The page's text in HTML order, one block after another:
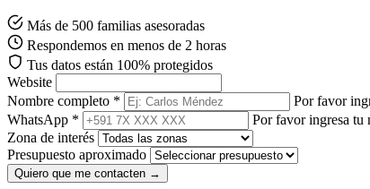
Más de 500 familias asesoradas
Respondemos en menos de 2 horas
Tus datos están 100% protegidos
Website
Nombre completo *
Por favor
WhatsApp *
Por favor ingresa tu
Zona de interés
Presupuesto aproximado
Quiero que me contacten →